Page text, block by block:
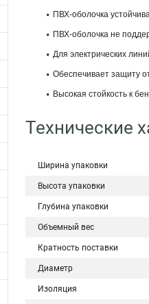
ПВХ-оболочка
ПВХ-оболочка не
Для электрических
Обеспечивает защиту
Высокая стойкость к
Технические
Ширина упаковки
Высота упаковки
Глубина упаковки
Объемный вес
Кратность поставки
Диаметр
Изоляция